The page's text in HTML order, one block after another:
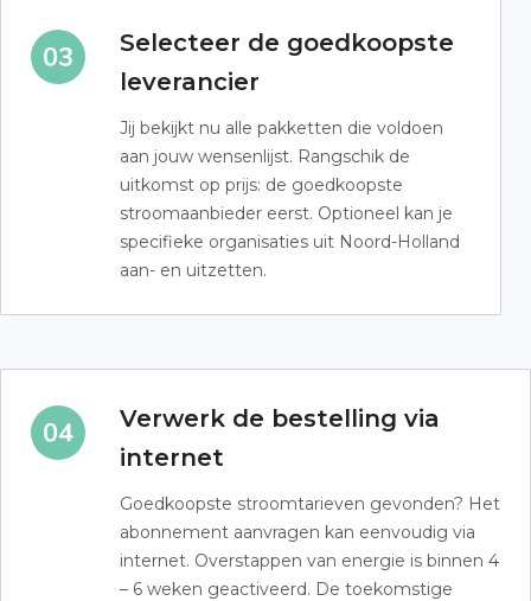
Selecteer de goedkoopste
leverancier
Jij bekijkt nu alle pakketten die voldoen
aan jouw wensenlijst. Rangschik de
uitkomst op prijs: de goedkoopste
stroomaanbieder eerst. Optioneel kan je
specifieke organisaties uit Noord-Holland
aan- en uitzetten.
Verwerk de bestelling via
internet
Goedkoopste stroomtarieven gevonden? Het
abonnement aanvragen kan eenvoudig via
internet. Overstappen van energie is binnen 4
– 6 weken geactiveerd. De toekomstige